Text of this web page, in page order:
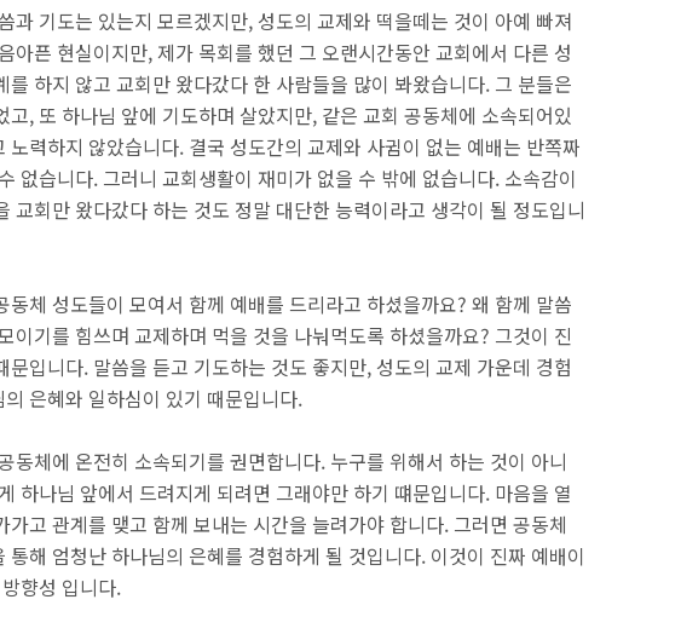
과 기도는 있는지 모르겠지만, 성도의 교제와 떡을떼는 것이 아예 빠져
아픈 현실이지만, 제가 목회를 했던 그 오랜시간동안 교회에서 다른 성
를 하지 않고 교회만 왔다갔다 한 사람들을 많이 봐왔습니다. 그 분들은
고, 또 하나님 앞에 기도하며 살았지만, 같은 교회 공동체에 소속되어있
노력하지 않았습니다. 결국 성도간의 교제와 사귐이 없는 예배는 반쪽짜
없습니다. 그러니 교회생활이 재미가 없을 수 밖에 없습니다. 소속감이
교회만 왔다갔다 하는 것도 정말 대단한 능력이라고 생각이 될 정도입니
동체 성도들이 모여서 함께 예배를 드리라고 하셨을까요? 왜 함께 말씀
이기를 힘쓰며 교제하며 먹을 것을 나눠먹도록 하셨을까요? 그것이 진
문입니다. 말씀을 듣고 기도하는 것도 좋지만, 성도의 교제 가운데 경험
은혜와 일하심이 있기 때문입니다.
동체에 온전히 소속되기를 권면합니다. 누구를 위해서 하는 것이 아니
하나님 앞에서 드려지게 되려면 그래야만 하기 떄문입니다. 마음을 열
가고 관계를 맺고 함께 보내는 시간을 늘려가야 합니다. 그러면 공동체
통해 엄청난 하나님의 은혜를 경험하게 될 것입니다. 이것이 진짜 예배이
향성 입니다.